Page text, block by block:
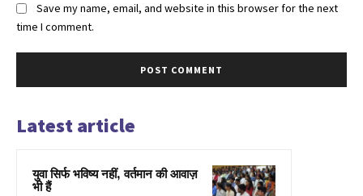
Save my name, email, and website in this browser for the next
time I comment.
Latest article
युवा सिर्फ भविष्य नहीं, वर्तमान की आवाज़
भी हैं